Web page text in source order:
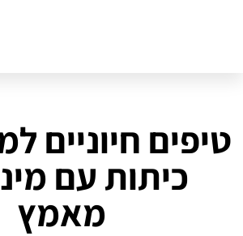
טיפים חיוניים
כיתות עם
מאמץ